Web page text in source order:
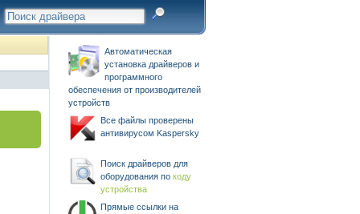
Автоматическая
установка драйверов и
программного
обеспечения от производителей
устройств
Все файлы проверены
антивирусом Kaspersky
Поиск драйверов для
оборудования по коду
устройства
Прямые ссылки на